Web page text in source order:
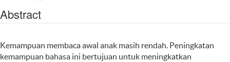
Abstract
Kemampuan membaca awal anak masih rendah. Peningkatan
kemampuan bahasa ini bertujuan untuk meningkatkan